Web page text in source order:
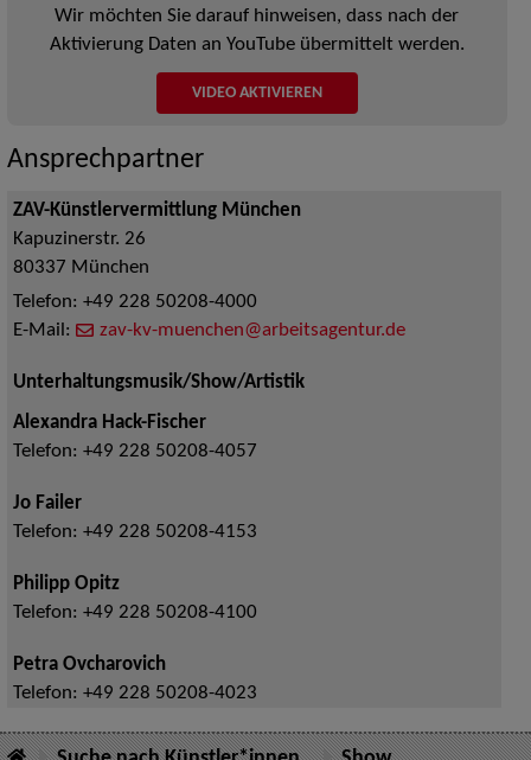
Wir möchten Sie darauf hinweisen, dass nach der
Aktivierung Daten an YouTube übermittelt werden.
VIDEO AKTIVIEREN
Ansprechpartner
ZAV-Künstlervermittlung München
Kapuzinerstr. 26
80337 München
Telefon: +49 228 50208-4000
E-Mail:
zav-kv-muenchen@arbeitsagentur.de
Unterhaltungsmusik/Show/Artistik
Alexandra Hack-Fischer
Telefon: +49 228 50208-4057
Jo Failer
Telefon: +49 228 50208-4153
Philipp Opitz
Telefon: +49 228 50208-4100
Petra Ovcharovich
Telefon: +49 228 50208-4023